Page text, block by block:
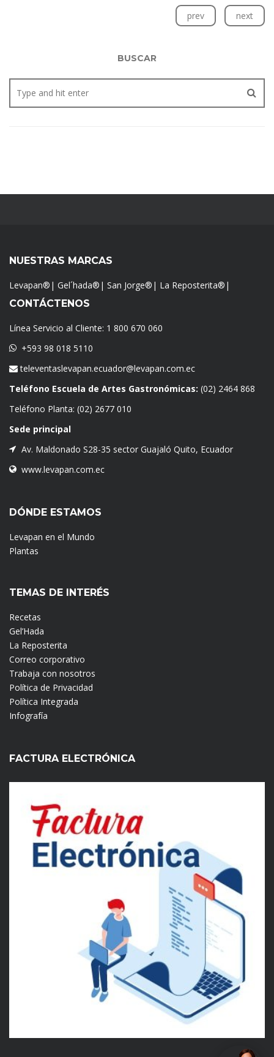
prev next
BUSCAR
NUESTRAS MARCAS
Levapan® | Gel´hada® | San Jorge® | La Reposterita® |
CONTÁCTENOS
Línea Servicio al Cliente: 1 800 670 060
+593 98 018 5110
televentaslevapan.ecuador@levapan.com.ec
Teléfono Escuela de Artes Gastronómicas: (02) 2464 868
Teléfono Planta: (02) 2677 010
Sede principal
Av. Maldonado S28-35 sector Guajaló Quito, Ecuador
www.levapan.com.ec
DÓNDE ESTAMOS
Levapan en el Mundo
Plantas
TEMAS DE INTERÉS
Recetas
Gel’Hada
La Reposterita
Correo corporativo
Trabaja con nosotros
Política de Privacidad
Política Integrada
Infografía
FACTURA ELECTRÓNICA